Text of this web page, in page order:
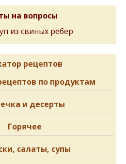
на вопросы
из свиных ребер
рецептов
по продуктам
и десерты
Горячее
салаты, супы